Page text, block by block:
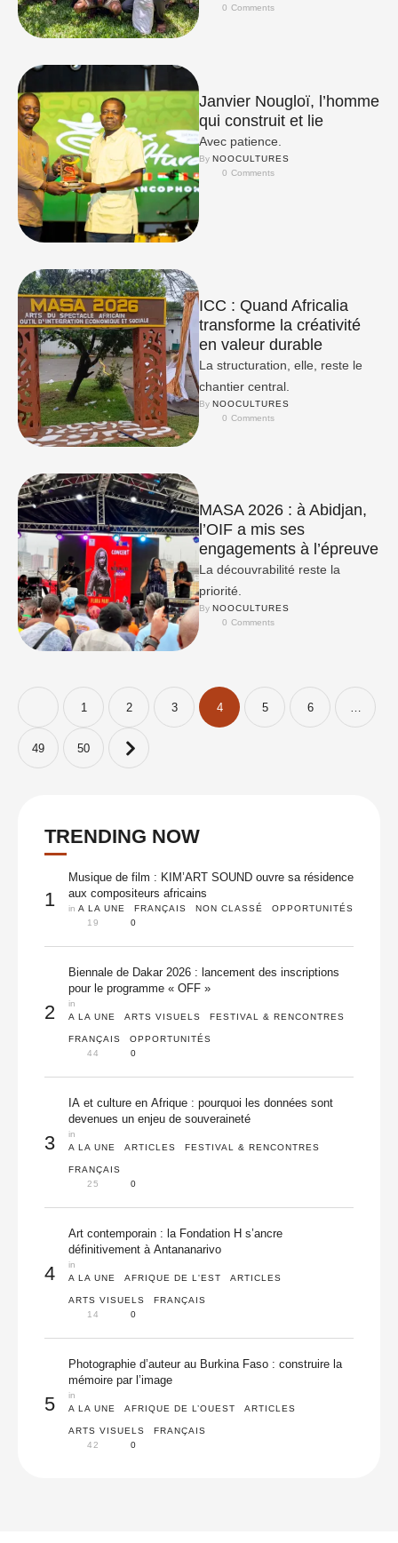
0 Comments
Janvier Nougloï, l’homme
qui construit et lie
Avec patience.
By NOOCULTURES
0 Comments
ICC : Quand Africalia
transforme la créativité
en valeur durable
La structuration, elle, reste le
chantier central.
By NOOCULTURES
0 Comments
MASA 2026 : à Abidjan,
l’OIF a mis ses
engagements à l’épreuve
La découvrabilité reste la
priorité.
By NOOCULTURES
0 Comments
1 2 3 4 5 6
49 50
TRENDING NOW
1
Musique de film : KIM’ART SOUND ouvre sa résidence
aux compositeurs africains
in A LA UNE FRANÇAIS NON CLASSÉ
OPPORTUNITÉS
19
0
2
Biennale de Dakar 2026 : lancement des inscriptions
pour le programme « OFF »
in
A LA UNE
ARTS VISUELS FESTIVAL & RENCONTRES
FRANÇAIS
OPPORTUNITÉS
44
0
3
IA et culture en Afrique : pourquoi les données sont
devenues un enjeu de souveraineté
in
A LA UNE
ARTICLES FESTIVAL & RENCONTRES
FRANÇAIS
25
0
4
Art contemporain : la Fondation H s’ancre
définitivement à Antananarivo
in
A LA UNE
AFRIQUE DE L'EST ARTICLES
ARTS VISUELS
FRANÇAIS
14
0
5
Photographie d’auteur au Burkina Faso : construire la
mémoire par l’image
in
A LA UNE
AFRIQUE DE L’OUEST ARTICLES
ARTS VISUELS
FRANÇAIS
42
0